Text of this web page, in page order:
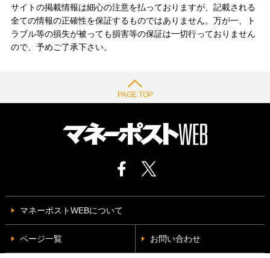
サイトの掲載情報は細心の注意を払っておりますが、記載される
全ての情報の正確性を保証するものではありません。万が一、ト
ラブル等の損失が被っても損害等の保証は一切行っておりません
ので、予めご了承下さい。
PAGE TOP
マネーポストWEBについて
ページ一覧 お問い合わせ